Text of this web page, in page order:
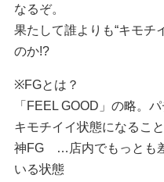
なるぞ。
果たして誰よりも“キモチ
のか!?
※FGとは？
「FEEL GOOD」の略。
キモチイイ状態になること
神FG …店内でもっとも
いる状態